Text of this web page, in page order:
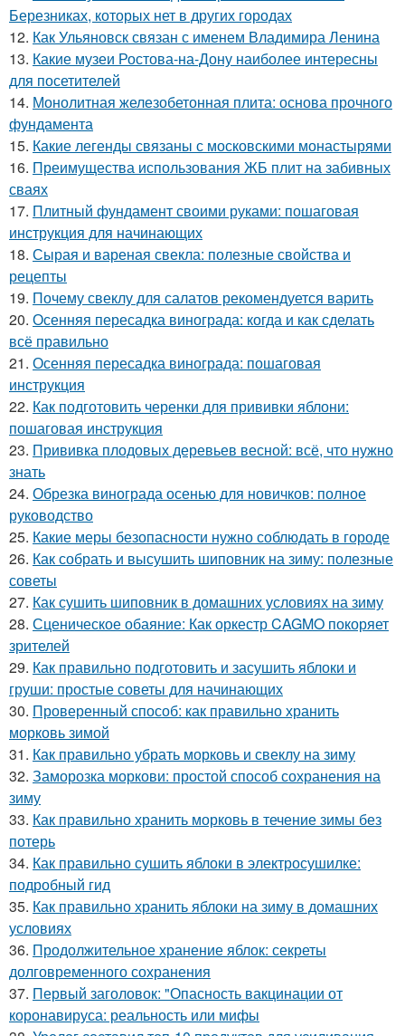
Березниках, которых нет в других городах
12. Как Ульяновск связан с именем Владимира Ленина
13. Какие музеи Ростова-на-Дону наиболее интересны
для посетителей
14. Монолитная железобетонная плита: основа прочного
фундамента
15. Какие легенды связаны с московскими монастырями
16. Преимущества использования ЖБ плит на забивных
сваях
17. Плитный фундамент своими руками: пошаговая
инструкция для начинающих
18. Сырая и вареная свекла: полезные свойства и
рецепты
19. Почему свеклу для салатов рекомендуется варить
20. Осенняя пересадка винограда: когда и как сделать
всё правильно
21. Осенняя пересадка винограда: пошаговая
инструкция
22. Как подготовить черенки для прививки яблони:
пошаговая инструкция
23. Прививка плодовых деревьев весной: всё, что нужно
знать
24. Обрезка винограда осенью для новичков: полное
руководство
25. Какие меры безопасности нужно соблюдать в городе
26. Как собрать и высушить шиповник на зиму: полезные
советы
27. Как сушить шиповник в домашних условиях на зиму
28. Сценическое обаяние: Как оркестр CAGMO покоряет
зрителей
29. Как правильно подготовить и засушить яблоки и
груши: простые советы для начинающих
30. Проверенный способ: как правильно хранить
морковь зимой
31. Как правильно убрать морковь и свеклу на зиму
32. Заморозка моркови: простой способ сохранения на
зиму
33. Как правильно хранить морковь в течение зимы без
потерь
34. Как правильно сушить яблоки в электросушилке:
подробный гид
35. Как правильно хранить яблоки на зиму в домашних
условиях
36. Продолжительное хранение яблок: секреты
долговременного сохранения
37. Первый заголовок: "Опасность вакцинации от
коронавируса: реальность или мифы